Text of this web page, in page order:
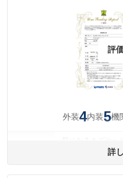
評
外装4内装5機
コミが残っていま
詳